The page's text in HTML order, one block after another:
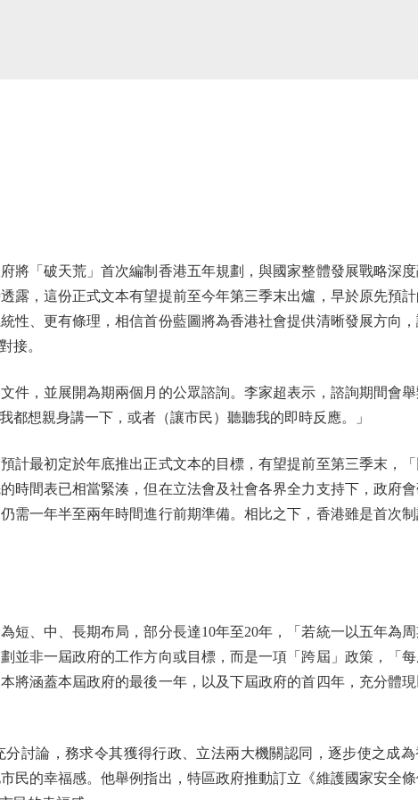
「破天荒」首次編制香港五年規劃，與國家整體發展戰略深度
露，這份正式文本有望提前至今年第三季末出爐，早於原先預計
性、更有條理，相信首份藍圖將為香港社會提供清晰發展方向，
接。
，並展開為期兩個月的公眾諮詢。李家超表示，諮詢期間會舉
都想親身講一下，或者（讓市民）聽聽我的即時反應。」
最初定於年底推出正式文本的目標，有望提前至第三季末，「
時間表已相當緊湊，但在立法會及社會各界全力支持下，政府
需一年半至兩年時間進行前期準備。相比之下，香港雖是首次
、中、長期布局，部分長達10年至20年，「若統一以五年為周
並非一屆政府的工作方向或目標，而是一項「跨屆」政策，「
將涵蓋本屆政府的最後一年，以及下屆政府的首四年，充分體
論，務求令其獲得行政、立法兩大機關認同，逐步使之成為
民的幸福感。他舉例指出，特區政府推動訂立《維護國家安全條